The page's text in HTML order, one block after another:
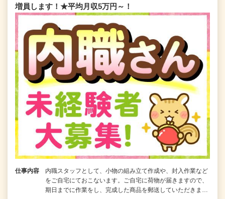
増員します！★平均月収5万円～！
仕事内容
内職スタッフとして、小物の組み立て作成や、封入作業など
をご自宅にておこないます。ご自宅に荷物が届きますので、
期日までに作業をし、完成した商品を郵送していただきま…